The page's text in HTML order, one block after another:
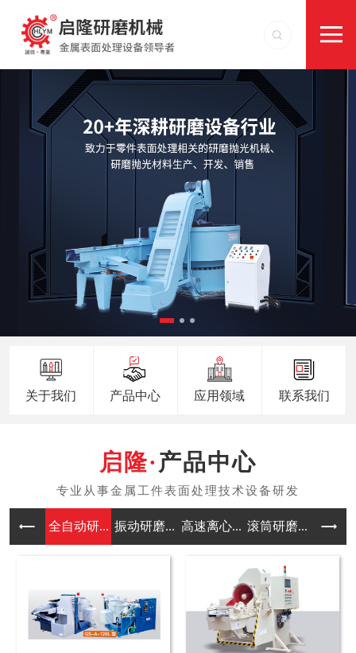
关于我们 产品中心 应用领域 联系我们
产品中心
全自动研... 振动研磨... 高速离心... 滚筒研磨... 涡流